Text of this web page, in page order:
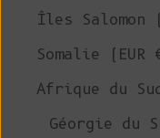
Îles Salomon
Somalie (EUR
Afrique du
Géorgie du